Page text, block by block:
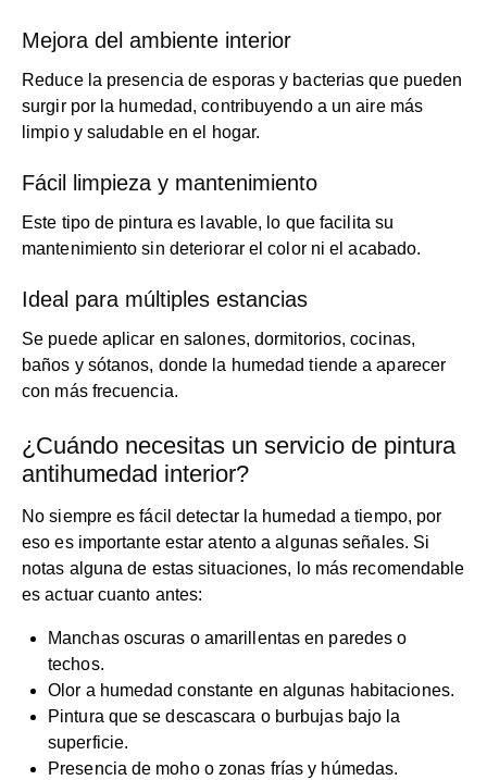
Mejora del ambiente interior
Reduce la presencia de esporas y bacterias que pueden
surgir por la humedad, contribuyendo a un aire más
limpio y saludable en el hogar.
Fácil limpieza y mantenimiento
Este tipo de pintura es lavable, lo que facilita su
mantenimiento sin deteriorar el color ni el acabado.
Ideal para múltiples estancias
Se puede aplicar en salones, dormitorios, cocinas,
baños y sótanos, donde la humedad tiende a aparecer
con más frecuencia.
¿Cuándo necesitas un servicio de pintura
antihumedad interior?
No siempre es fácil detectar la humedad a tiempo, por
eso es importante estar atento a algunas señales. Si
notas alguna de estas situaciones, lo más recomendable
es actuar cuanto antes:
Manchas oscuras o amarillentas en paredes o
techos.
Olor a humedad constante en algunas habitaciones.
Pintura que se descascara o burbujas bajo la
superficie.
Presencia de moho o zonas frías y húmedas.